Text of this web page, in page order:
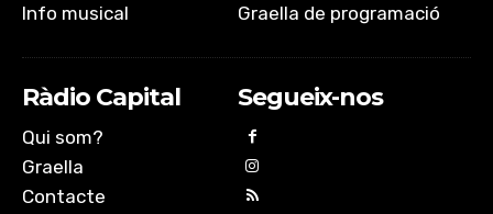
Info musical
Graella de programació
Ràdio Capital
Qui som?
Graella
Contacte
Segueix-nos